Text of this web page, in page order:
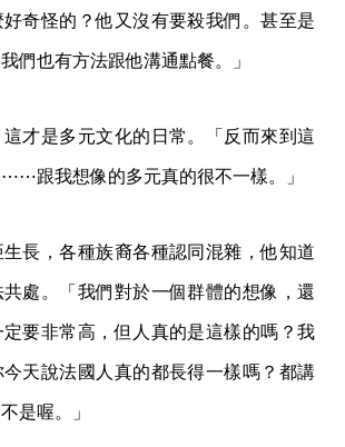
奇怪的？他又沒有要殺我們。甚至是
們也有方法跟他溝通點餐。」
才是多元文化的日常。「反而來到這
跟我想像的多元真的很不一樣。」
長，各種族裔各種認同混雜，他知道
處。「我們對於一個群體的想像，還
要非常高，但人真的是這樣的嗎？我
天說法國人真的都長得一樣嗎？都講
是喔。」